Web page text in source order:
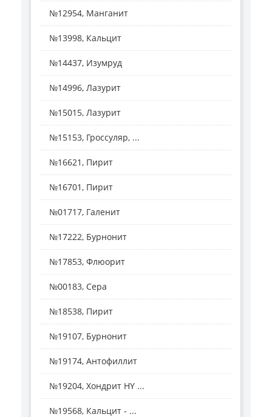
№12954, Манганит
№13998, Кальцит
№14437, Изумруд
№14996, Лазурит
№15015, Лазурит
№15153, Гроссуляр, ...
№16621, Пирит
№16701, Пирит
№01717, Галенит
№17222, Бурнонит
№17853, Флюорит
№00183, Сера
№18538, Пирит
№19107, Бурнонит
№19174, Антофиллит
№19204, Хондрит HY ...
№19568, Кальцит - ...